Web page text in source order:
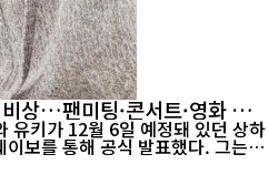
상…팬미팅·콘서트·영화 개
유키가 12월 6일 예정돼 있던 상하
보를 통해 공식 발표했다. 그는
됐다”며 “이번 만남을 고대해온